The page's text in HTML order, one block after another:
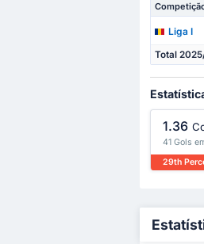
Liga I
Total
1.36
41 Gols
29th